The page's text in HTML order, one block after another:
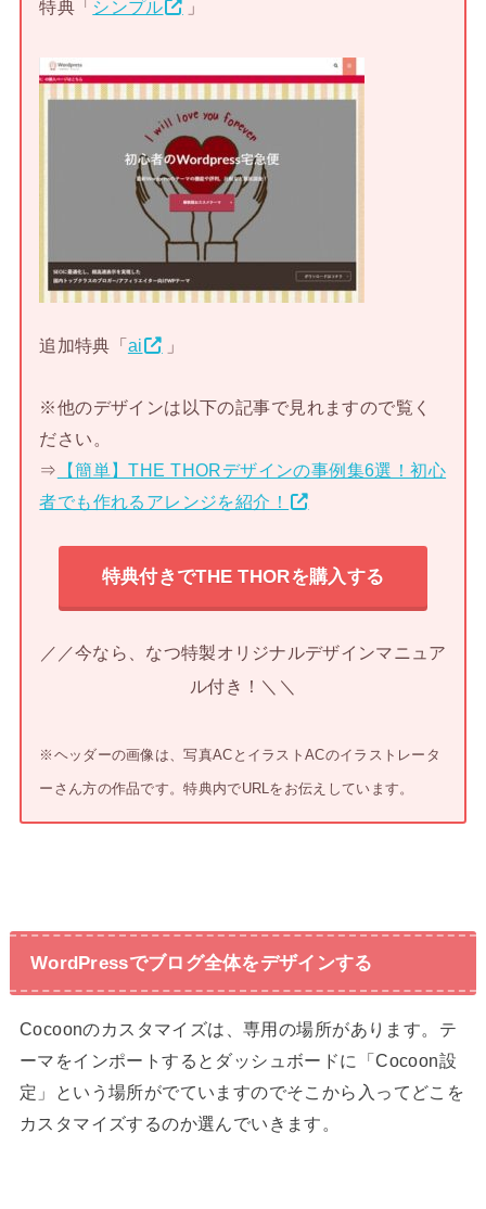
特典「 シンプル 」
追加特典「 ai 」
※他のデザインは以下の記事で見れますので覧く
ださい。
⇒ 【簡単】THE THORデザインの事例集6選！初心
者でも作れるアレンジを紹介！
特典付きでTHE THORを購入する
／／今なら、なつ特製オリジナルデザインマニュア
ル付き！＼＼
※ヘッダーの画像は、写真ACとイラストACのイラストレータ
ーさん方の作品です。特典内でURLをお伝えしています。
WordPressでブログ全体をデザインする
Cocoonのカスタマイズは、専用の場所があります。テ
ーマをインポートするとダッシュボードに「Cocoon設
定」という場所がでていますのでそこから入ってどこを
カスタマイズするのか選んでいきます。